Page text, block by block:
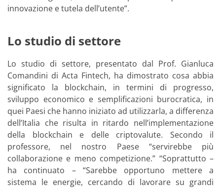
innovazione e tutela dell’utente”.
Lo studio di settore
Lo studio di settore, presentato dal Prof. Gianluca
Comandini di Acta Fintech, ha dimostrato cosa abbia
significato la blockchain, in termini di progresso,
sviluppo economico e semplificazioni burocratica, in
quei Paesi che hanno iniziato ad utilizzarla, a differenza
dell’Italia che risulta in ritardo nell’implementazione
della blockchain e delle criptovalute. Secondo il
professore, nel nostro Paese “servirebbe più
collaborazione e meno competizione.” “Soprattutto –
ha continuato – “Sarebbe opportuno mettere a
sistema le energie, cercando di lavorare su grandi